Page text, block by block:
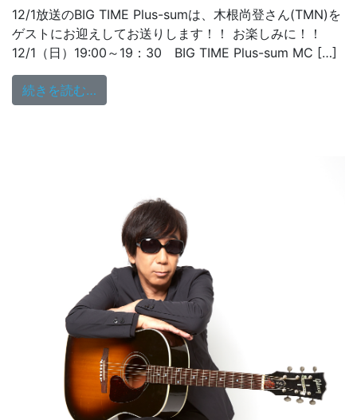
12/1放送のBIG TIME Plus-sumは、木根尚登さん(TMN)を
ゲストにお迎えしてお送りします！！ お楽しみに！！
12/1（日）19:00～19：30 BIG TIME Plus-sum MC […]
続きを読む…